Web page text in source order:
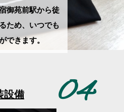
御苑前駅から徒
ため、いつでも
できます。
設備
04